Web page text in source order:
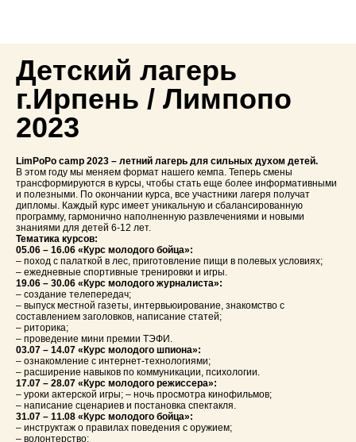
Детский лагерь
г.Ирпень / Лимпопо
2023
LimPoPo camp 2023 – летний лагерь для сильных духом детей.
В этом году мы меняем формат нашего кемпа. Теперь смены
трансформируются в курсы, чтобы стать еще более информативными
и полезными. По окончании курса, все участники лагеря получат
дипломы. Каждый курс имеет уникальную и сбалансированную
программу, гармонично наполненную развлечениями и новыми
знаниями для детей 6-12 лет.
Тематика курсов:
05.06 – 16.06 «Курс молодого бойца»:
– поход с палаткой в лес, приготовление пищи в полевых условиях;
– ежедневные спортивные тренировки и игры. ⠀
19.06 – 30.06 «Курс молодого журналиста»:
– создание телепередач;
– выпуск местной газеты, интервьюирование, знакомство с
составлением заголовков, написание статей;
– риторика;
– проведение мини премии ТЭФИ. ⠀
03.07 – 14.07 «Курс молодого шпиона»:
– ознакомление с интернет-технологиями;
– расширение навыков по коммуникации, психологии. ⠀
17.07 – 28.07 «Курс молодого режиссера»:
– уроки актерской игры; – ночь просмотра кинофильмов;
– написание сценариев и постановка спектакля. ⠀
31.07 – 11.08 «Курс молодого бойца»:
– инструктаж о правилах поведения с оружием;
– волонтерство;